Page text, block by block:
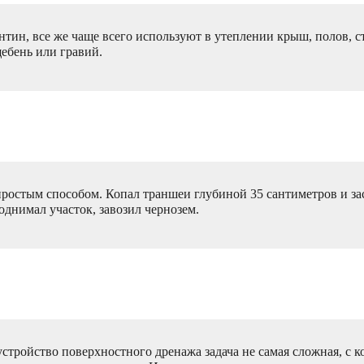
все же чаще всего используют в утеплении крыш, полов,
или гравий.
способом. Копал траншеи глубиной 35 сантиметров и
участок, завозил чернозем.
поверхностного дренажа задача не самая сложная, с